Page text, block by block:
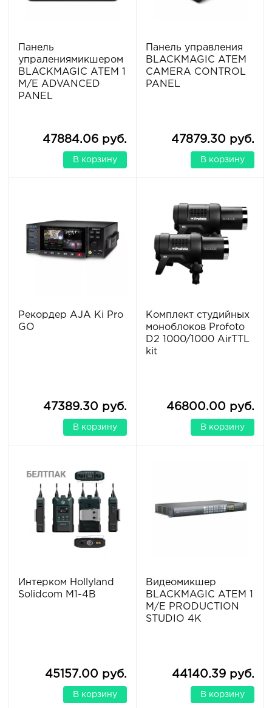
Панель
упралениямикшером
BLACKMAGIC ATEM 1
M/E ADVANCED
PANEL
47884.06 руб.
В корзину
Панель управления
BLACKMAGIC ATEM
CAMERA CONTROL
PANEL
47879.30 руб.
В корзину
Рекордер AJA Ki Pro
GO
47389.30 руб.
В корзину
Комплект студийных
моноблоков Profoto
D2 1000/1000 AirTTL
kit
46800.00 руб.
В корзину
Интерком Hollyland
Solidcom M1-4B
45157.00 руб.
В корзину
Видеомикшер
BLACKMAGIC ATEM 1
M/E PRODUCTION
STUDIO 4K
44140.39 руб.
В корзину